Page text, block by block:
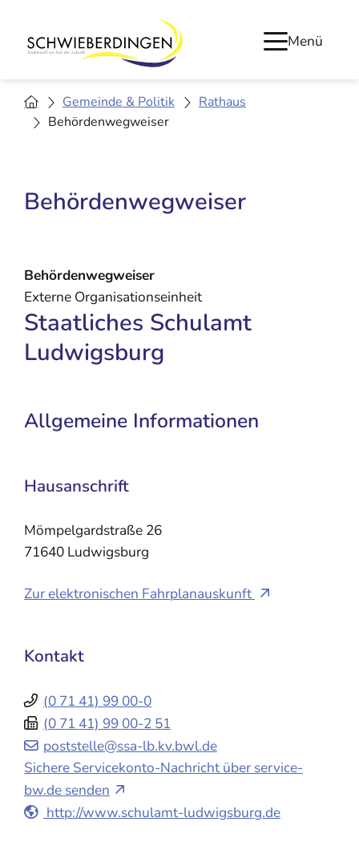
Menü
Gemeinde & Politik
Rathaus
Behördenwegweiser
Behördenwegweiser
Behördenwegweiser
Externe Organisationseinheit
Staatliches Schulamt
Ludwigsburg
Allgemeine Informationen
Hausanschrift
Mömpelgardstraße 26
71640 Ludwigsburg
Zur elektronischen Fahrplanauskunft
Kontakt
(0 71 41) 99 00-0
(0 71 41) 99 00-2 51
poststelle@ssa-lb.kv.bwl.de
Sichere Servicekonto-Nachricht über service-
bw.de senden
http://www.schulamt-ludwigsburg.de